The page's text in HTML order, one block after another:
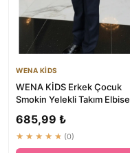
WENA KİDS
WENA KİDS Erkek Çocuk
Smokin Yelekli Takım Elbise
Lacivert
685,99 ₺
★★★★★ (0)